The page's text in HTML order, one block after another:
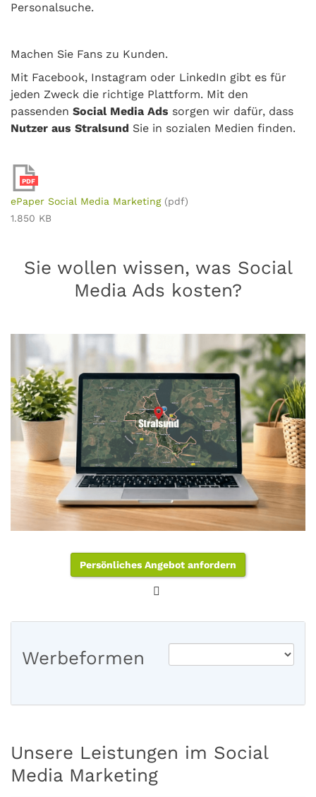
Personalsuche.
Machen Sie Fans zu Kunden.
Mit Facebook, Instagram oder LinkedIn gibt es für
jeden Zweck die richtige Plattform. Mit den
passenden Social Media Ads sorgen wir dafür, dass
Nutzer aus Stralsund Sie in sozialen Medien finden.
PDF
ePaper Social Media Marketing (pdf)
1.850 KB
Sie wollen wissen, was Social
Media Ads kosten?
Persönliches Angebot anfordern
Werbeformen
Unsere Leistungen im Social
Media Marketing